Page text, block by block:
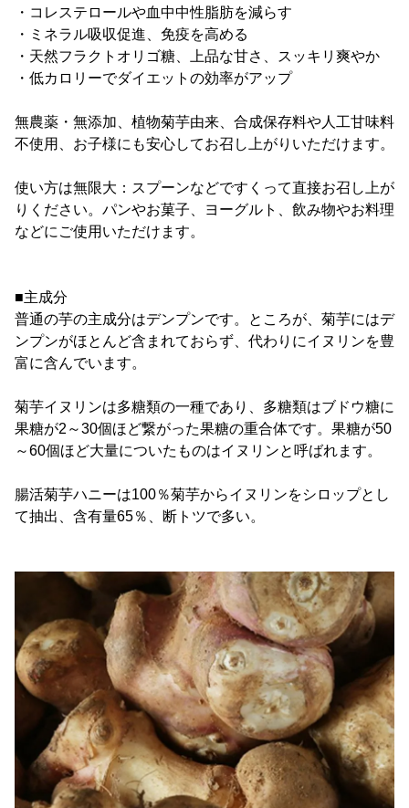
・コレステロールや血中中性脂肪を減らす
・ミネラル吸収促進、免疫を高める
・天然フラクトオリゴ糖、上品な甘さ、スッキリ爽やか
・低カロリーでダイエットの効率がアップ
無農薬・無添加、植物菊芋由来、合成保存料や人工甘味料
不使用、お子様にも安心してお召し上がりいただけます。
使い方は無限大：スプーンなどですくって直接お召し上が
りください。パンやお菓子、ヨーグルト、飲み物やお料理
などにご使用いただけます。
■主成分
普通の芋の主成分はデンプンです。ところが、菊芋にはデ
ンプンがほとんど含まれておらず、代わりにイヌリンを豊
富に含んでいます。
菊芋イヌリンは多糖類の一種であり、多糖類はブドウ糖に
果糖が2～30個ほど繋がった果糖の重合体です。果糖が50
～60個ほど大量についたものはイヌリンと呼ばれます。
腸活菊芋ハニーは100％菊芋からイヌリンをシロップとし
て抽出、含有量65％、断トツで多い。